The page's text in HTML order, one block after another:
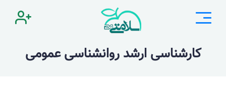
کارشناسی ارشد روانشناسی عمومی